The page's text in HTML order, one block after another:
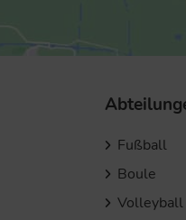
Fußball
Boule
Volleyball